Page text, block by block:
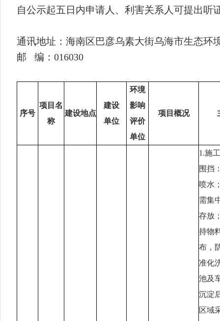
自公示起五日内申请人、利害关系人可提出听
通讯地址：海南区巴彦乌素大街乌海市生态环
邮
编：016030
序号
项目名
称
建设地点
建设
单位
环境
影响
评价
单位
项目概况
1.施
围挡
喷水
需集
存放
持物
布，
准化
池及
沉淀
区域